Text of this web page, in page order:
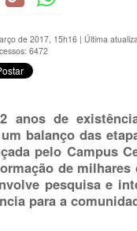
de 2017, 15h16 | Última
6472
anos de
balanço das
pelo Campus
de
pesquisa e
para a